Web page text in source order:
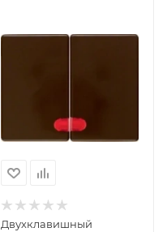
Двухклавишный